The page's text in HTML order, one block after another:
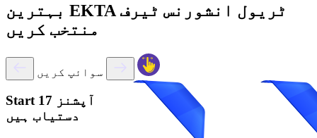
بہترین EKTA ٹریول انشورنس ٹیرف
منتخب کریں
سوائپ کریں
Start 17 آپشنز
دستیاب ہیں